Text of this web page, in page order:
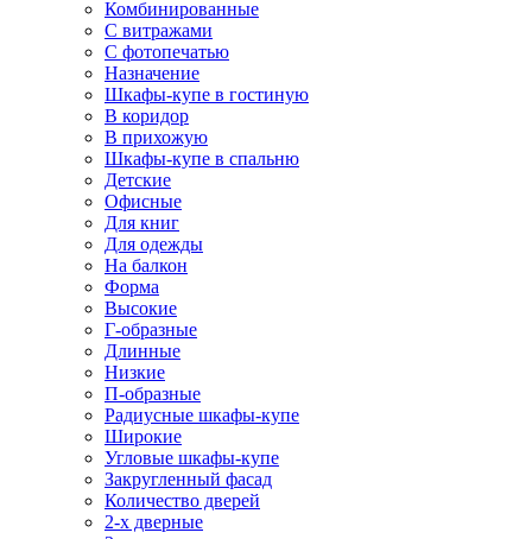
Комбинированные
С витражами
С фотопечатью
Назначение
Шкафы-купе в гостиную
В коридор
В прихожую
Шкафы-купе в спальню
Детские
Офисные
Для книг
Для одежды
На балкон
Форма
Высокие
Г-образные
Длинные
Низкие
П-образные
Радиусные шкафы-купе
Широкие
Угловые шкафы-купе
Закругленный фасад
Количество дверей
2-х дверные